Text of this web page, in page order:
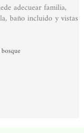
adecuear familia,
baño incluido y vistas